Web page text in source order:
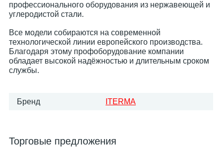
профессионального оборудования из нержавеющей и
углеродистой стали.
Все модели собираются на современной
технологической линии европейского производства.
Благодаря этому профоборудование компании
обладает высокой надёжностью и длительным сроком
службы.
Бренд ITERMA
Торговые предложения